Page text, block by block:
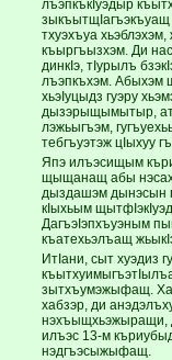
лъэпкъкIуэдыр
зыкъытщIагъэкъуащ
тхуэхъуа
къыргъызхэм. Ди
динкIэ, тIурылъ
лъэпкъхэм. Абыхэм
хьэIуцыдз гуэру
дызэрыщымытыр,
лэжьыгъэм,
тебгъуэтэж цIыхуу
Япэ илъэсищым
щыщанащ абы
дыздашэм дынэсын
кIыхьым
ДагъэIэпхъуэным
къатехьэлъащ
ИтIани, сыт хуэдиз
зытхъумэжыфащ.
хабзэр, ди
нэхъыщхьэжыращи,
илъэс 13-м
нэдгъэсыжыфащ.